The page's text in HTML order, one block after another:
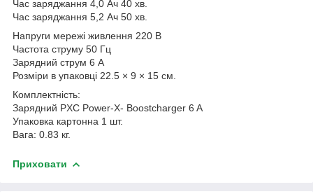
Час заряджання 4,0 Ач 40 хв.
Час заряджання 5,2 Ач 50 хв.
Напруги мережі живлення 220 В
Частота струму 50 Гц
Зарядний струм 6 А
Розміри в упаковці 22.5 × 9 × 15 см.
Комплектність:
Зарядний PXC Power-X- Boostcharger 6 A
Упаковка картонна 1 шт.
Вага: 0.83 кг.
Приховати